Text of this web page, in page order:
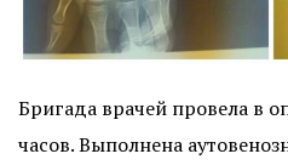
Бригада врачей провела в
часов. Выполнена